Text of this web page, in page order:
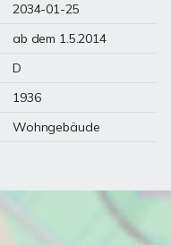
2034-01-25
ab dem 1.5.2014
D
1936
Wohngebäude